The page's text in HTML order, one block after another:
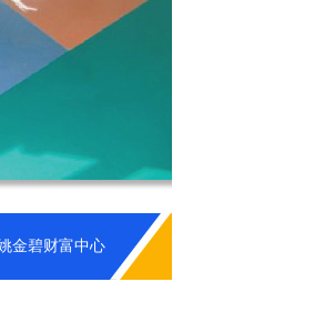
金碧财富中心